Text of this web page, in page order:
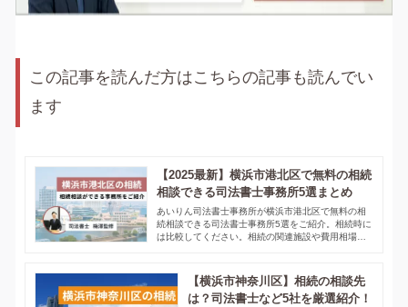
この記事を読んだ方はこちらの記事も読んでい
ます
【2025最新】横浜市港北区で無料の相続
相談できる司法書士事務所5選まとめ
あいりん司法書士事務所が横浜市港北区で無料の相
続相談できる司法書士事務所5選をご紹介。相続時に
は比較してください。相続の関連施設や費用相場、
さい。
【横浜市神奈川区】相続の相談先
は？司法書士など5社を厳選紹介！